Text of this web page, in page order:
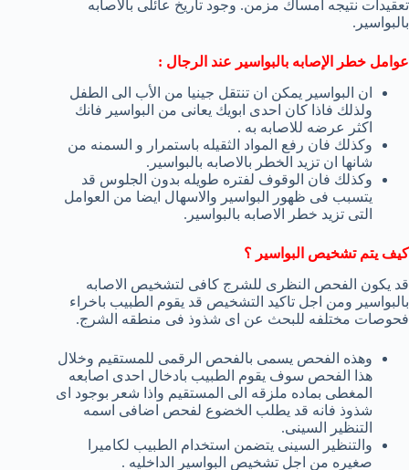
تعقيدات نتيجه امساك مزمن. وجود تاريخ عائلى بالاصابه
بالبواسير.
عوامل خطر الإصابه بالبواسير عند الرجال :
ان البواسير يمكن ان تنتقل جينيا من الأب الى الطفل
ولذلك فاذا كان احدى ابويك يعانى من البواسير فانك
اكثر عرضه للاصابه به .
وكذلك فان رفع المواد الثقيله باستمرار و السمنه من
شانها ان تزيد الخطر بالاصابه بالبواسير.
وكذلك فان الوقوف لفتره طويله بدون الجلوس قد
يتسبب فى ظهور البواسير والاسهال ايضا من العوامل
التى تزيد خطر الاصابه بالبواسير.
كيف يتم تشخيص البواسير ؟
قد يكون الفحص النظرى للشرج كافى لتشخيص الاصابه
بالبواسير ومن اجل تاكيد التشخيص قد يقوم الطبيب باخراء
فحوصات مختلفه للبحث عن اى شذوذ فى منطقه الشرج.
وهذه الفحص يسمى بالفحص الرقمى للمستقيم وخلال
هذا الفحص سوف يقوم الطبيب بادخال احدى اصابعه
المغطى بماده ملزقه الى المستقيم واذا شعر بوجود اى
شذوذ فانه قد يطلب الخضوع لفحص اضافى اسمه
التنظير السينى.
والتنظير السينى يتضمن استخدام الطبيب لكاميرا
صغيره من اجل تشخيص البواسير الداخليه .